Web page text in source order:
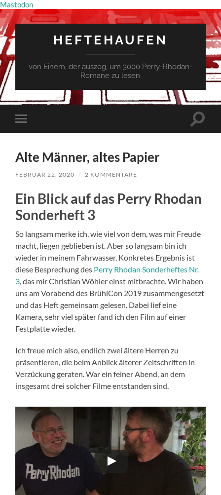
Mastodon
HEFTEHAUFEN
von Einem, der auszog, um 3000 Perry-Rhodan-
Romane zu lesen
Mobile-
Menü
Alte Männer, altes Papier
FEBRUAR 22, 2020 / 2 KOMMENTARE
Ein Blick auf das Perry Rhodan
Sonderheft 3
So langsam merke ich, wie viel von dem, was mir Freude
macht, liegen geblieben ist. Aber so langsam bin ich
wieder in meinem Fahrwasser. Konkretes Ergebnis ist
diese Besprechung des Perry Rhodan Sonderheftes Nr.
3 , das mir Christian Wöhler einst mitbrachte. Wir haben
uns am Vorabend des BrühlCon 2019 zusammengesetzt
und das Heft gemeinsam gelesen. Dabei lief eine
Kamera, sehr viel später fand ich den Film auf einer
Festplatte wieder.
Ich freue mich also, endlich zwei ältere Herren zu
präsentieren, die beim Anblick älterer Zeitschriften in
Verzückung geraten. War ein feiner Abend, an dem
insgesamt drei solcher Filme entstanden sind.